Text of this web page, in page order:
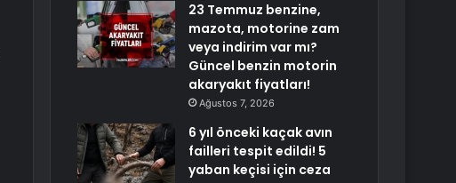
23 Temmuz benzine,
mazota, motorine zam
veya indirim var mı?
Güncel benzin motorin
akaryakıt fiyatları!
Ağustos 7, 2026
6 yıl önceki kaçak avın
failleri tespit edildi! 5
yaban keçisi için ceza